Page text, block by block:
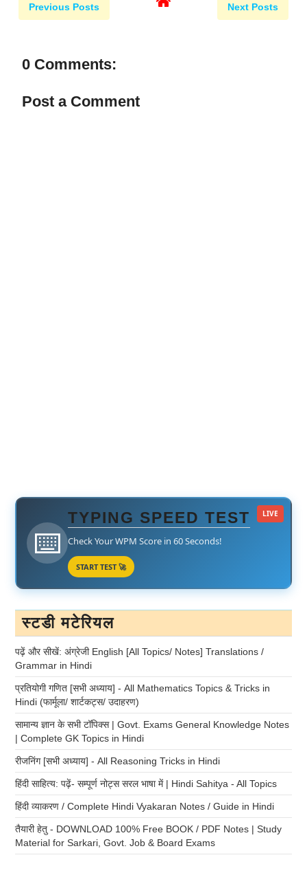
Previous Posts Next Posts
0 Comments:
Post a Comment
⌨️
TYPING SPEED TEST
Check Your WPM Score in 60 Seconds!
START TEST 🚀
LIVE
स्टडी मटेरियल
पढ़ें और सीखें: अंग्रेजी English [All Topics/ Notes] Translations /
Grammar in Hindi
प्रतियोगी गणित [सभी अध्याय] - All Mathematics Topics & Tricks in
Hindi (फार्मूला/ शार्टकट्स/ उदाहरण)
सामान्य ज्ञान के सभी टॉपिक्स | Govt. Exams General Knowledge Notes
| Complete GK Topics in Hindi
रीजनिंग [सभी अध्याय] - All Reasoning Tricks in Hindi
हिंदी साहित्य: पढ़ें- सम्पूर्ण नोट्स सरल भाषा में | Hindi Sahitya - All Topics
हिंदी व्याकरण / Complete Hindi Vyakaran Notes / Guide in Hindi
तैयारी हेतु - DOWNLOAD 100% Free BOOK / PDF Notes | Study
Material for Sarkari, Govt. Job & Board Exams